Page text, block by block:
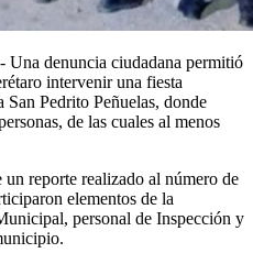
denuncia ciudadana permitió
intervenir una fiesta
Pedrito Peñuelas, donde
de las cuales al menos
reporte realizado al número de
elementos de la
personal de Inspección y